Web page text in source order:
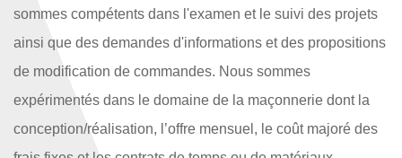
sommes compétents dans l'examen et le suivi des projets
ainsi que des demandes d'informations et des propositions
de modification de commandes. Nous sommes
expérimentés dans le domaine de la maçonnerie dont la
conception/réalisation, l’offre mensuel, le coût majoré des